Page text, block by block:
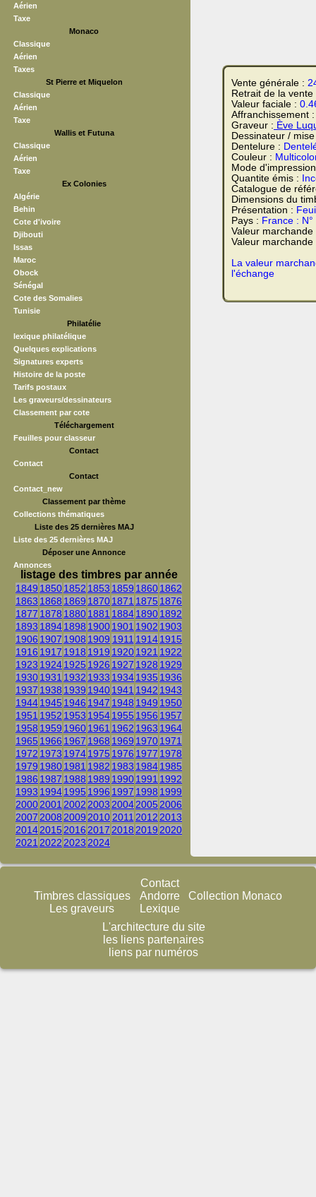
Aérien
Taxe
Monaco
Classique
Aérien
Taxes
St Pierre et Miquelon
Classique
Aérien
Taxe
Wallis et Futuna
Classique
Aérien
Taxe
Ex Colonies
Algérie
Behin
Cote d'ivoire
Djibouti
Issas
Maroc
Obock
Sénégal
Cote des Somalies
Tunisie
Philatélie
lexique philatélique
Quelques explications
Signatures experts
Histoire de la poste
Tarifs postaux
Les graveurs/dessinateurs
Classement par cote
Téléchargement
Feuilles pour classeur
Contact
Contact
Contact
Contact_new
Classement par thème
Collections thématiques
Liste des 25 dernières MAJ
Liste des 25 dernières MAJ
Déposer une Annonce
Annonces
listage des timbres par année
1849 18501852 1853 1859 18601862
1863 1868 1869 18701871 1875 1876
1877 1878 18801881 188418901892
1893 18941898 19001901 1902 1903
1906 1907 1908 1909 1911 19141915
1916 1917 1918 1919 19201921 1922
1923 19241925 1926 1927 1928 1929
19301931 1932 1933 19341935 1936
1937 1938 1939 19401941 1942 1943
19441945 1946 1947 1948 1949 1950
1951 1952 1953 19541955 1956 1957
1958 1959 19601961 1962 1963 1964
1965 1966 1967 1968 1969 19701971
1972 1973 19741975 1976 1977 1978
1979 19801981 1982 1983 19841985
1986 1987 1988 1989 19901991 1992
1993 19941995 1996 1997 1998 1999
20002001 2002 2003 20042005 2006
2007 2008 2009 2010 2011 2012 2013
20142015 2016 2017 2018 2019 2020
2021 2022 2023 2024
Vente générale :
Retrait de la
Valeur faciale :
Affranchissement
Graveur : Ève
Dessinateur /
Dentelure :
Couleur :
Mode
Quantite émis :
Catalogue de
Dimensions du
Présentation :
Pays : France :
Valeur
Valeur
La valeur
l'échange
Timbres classiques
Les graveurs
Contact
Andorre
Lexique
Collection Monaco
L'architecture du site
les liens partenaires
liens par numéros